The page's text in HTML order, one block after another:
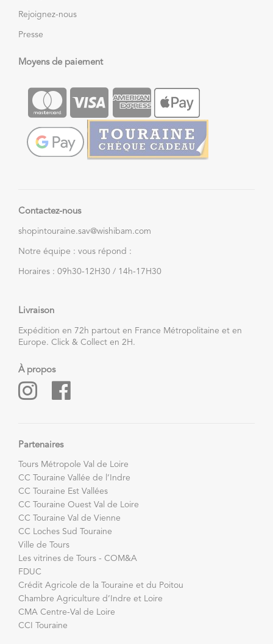
Rejoignez-nous
Presse
Moyens de paiement
Contactez-nous
shopintouraine.sav@wishibam.com
Notre équipe : vous répond :
Horaires : 09h30-12H30 / 14h-17H30
Livraison
Expédition en 72h partout en France Métropolitaine et en
Europe. Click & Collect en 2H.
À propos
Partenaires
Tours Métropole Val de Loire
CC Touraine Vallée de l’Indre
CC Touraine Est Vallées
CC Touraine Ouest Val de Loire
CC Touraine Val de Vienne
CC Loches Sud Touraine
Ville de Tours
Les vitrines de Tours - COM&A
FDUC
Crédit Agricole de la Touraine et du Poitou
Chambre Agriculture d’Indre et Loire
CMA Centre-Val de Loire
CCI Touraine